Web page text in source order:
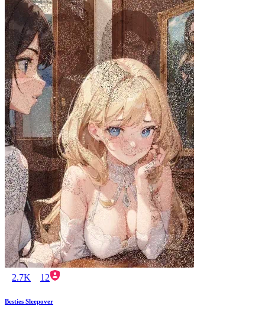
2.7K 12
Besties Sleepover